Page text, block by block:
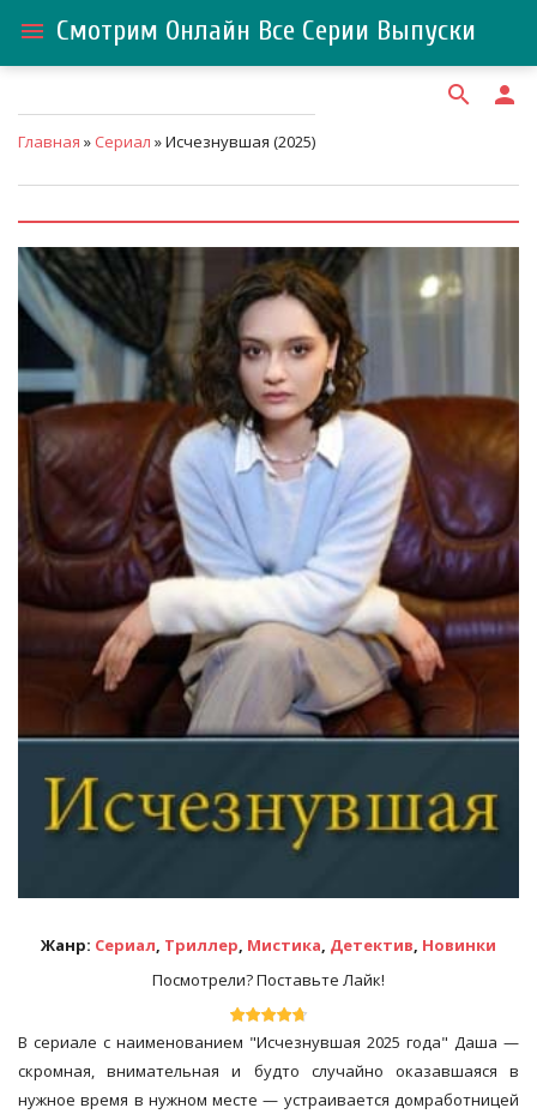
menu Смотрим Онлайн Все Серии Выпуски
search person
Главная » Сериал » Исчезнувшая (2025)
Жанр: Сериал, Триллер, Мистика, Детектив, Новинки
Посмотрели? Поставьте Лайк!
В сериале с наименованием "Исчезнувшая 2025 года" Даша —
скромная, внимательная и будто случайно оказавшаяся в
нужное время в нужном месте — устраивается домработницей